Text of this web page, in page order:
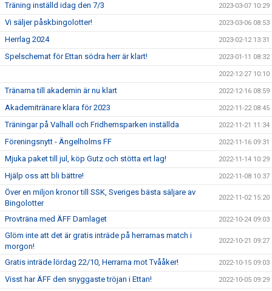
Träning inställd idag den 7/3 2023-03-07 10:29
Vi säljer påskbingolotter! 2023-03-06 08:53
Herrlag 2024 2023-02-12 13:31
Spelschemat för Ettan södra herr är klart! 2023-01-11 08:32
2022-12-27 10:10
Tränarna till akademin är nu klart 2022-12-16 08:59
Akademitränare klara för 2023 2022-11-22 08:45
Träningar på Valhall och Fridhemsparken inställda 2022-11-21 11:34
Föreningsnytt - Ängelholms FF 2022-11-16 09:31
Mjuka paket till jul, köp Gutz och stötta ert lag! 2022-11-14 10:29
Hjälp oss att bli bättre! 2022-11-08 10:37
Över en miljon kronor till SSK, Sveriges bästa säljare av
Bingolotter
2022-11-02 15:20
Provträna med ÄFF Damlaget 2022-10-24 09:03
Glöm inte att det är gratis inträde på herrarnas match i
morgon!
2022-10-21 09:27
Gratis inträde lördag 22/10, Herrarna mot Tvååker! 2022-10-15 09:03
Visst har ÄFF den snyggaste tröjan i Ettan! 2022-10-05 09:29